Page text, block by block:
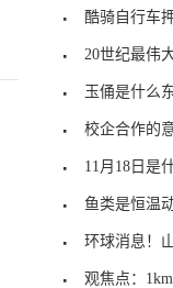
酷骑自行车
20世纪最伟
玉俑是什么东
校企合作的意
11月18日是
鱼类是恒温
环球消息！山
观焦点：1km等